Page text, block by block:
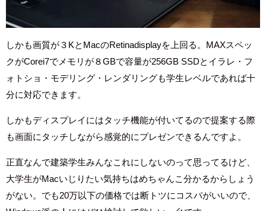
しかも画質が３KとMacのRetinadisplayを上回る。MAXスペッ
クがCorei7でメモリが８GBで容量が256GB SSDとイラレ・フ
ォトショ・モデリング・レンダリングも学生レベルであれば十
分に対応できます。
しかもディスプレイにはタッチ機能が付いてるので提案する際
も画面にタッチしながら感覚的にプレゼンできるんですよ。
正直なんで建築学生みんなこれにしないのって思ってるけど、
大学生がMacいじりたい気持ちはめちゃんこ分かるからしょう
がない。でも20万以下の価格では断トツにコスパがいいので、